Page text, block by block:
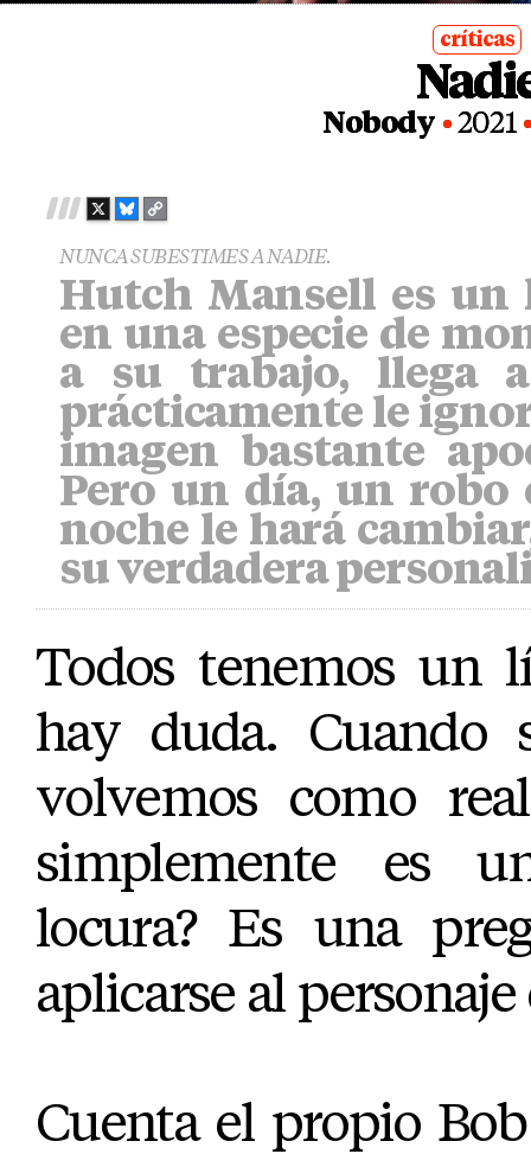
posted
in
críticas
Nobody 2021
X
B
U
E
S
K
Y
C
P
Y
L
I
N
NUNCA SUBESTIMES A NADIE.
Hutch Mansell es un
en una especie de
a su trabajo, llega
prácticamente le
imagen bastante
Pero un día, un robo
noche le hará
su verdadera
Todos tenemos un
hay duda. Cuando
volvemos como
simplemente es
locura? Es una
aplicarse al
Cuenta el propio